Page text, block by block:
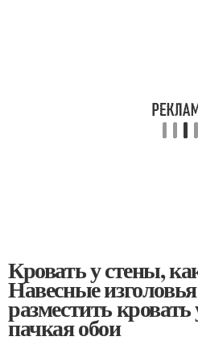
Кровать у стены,
Навесные
разместить
пачкая обои